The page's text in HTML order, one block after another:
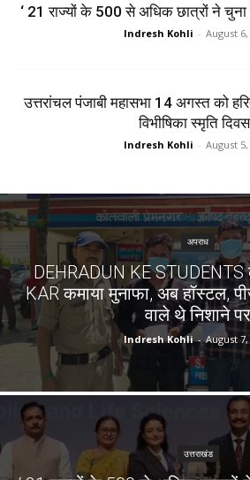
‘ 21 राज्यों के 500 से अधिक छात्रों ने
Indresh Kohli - August 6,
उत्तरांचल पंजाबी महासभा 14 अगस्त को
विभीषिका स्मृति
Indresh Kohli - August 5,
अपराध
DEHRADUN KE STUDENTS
KAR कमाया मुनाफा, अब हॉस्टल,
वाले थे निशाने पर
Indresh Kohli - August 7,
उत्तराखंड